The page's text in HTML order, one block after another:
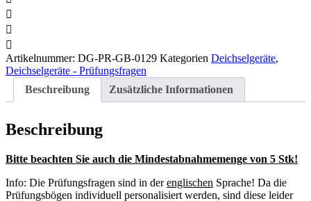
Artikelnummer: DG-PR-GB-0129 Kategorien Deichselgeräte,
Deichselgeräte - Prüfungsfragen
Beschreibung
Zusätzliche Informationen
Beschreibung
Bitte beachten Sie auch die Mindestabnahmemenge von 5 Stk!
Info: Die Prüfungsfragen sind in derenglischen Sprache! Da die
Prüfungsbögen individuell personalisiert werden, sind diese leider